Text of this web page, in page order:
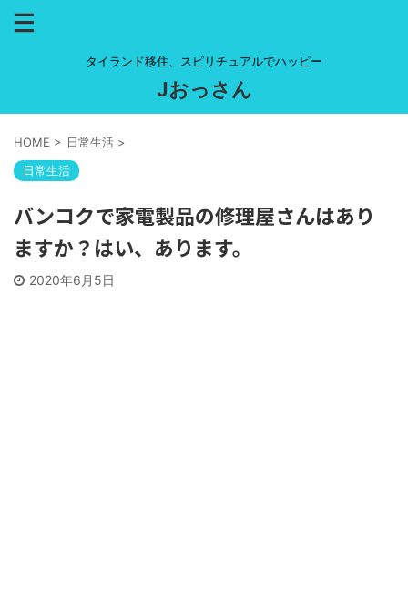
タイランド移住、スピリチュアルでハッピー
Jおっさん
HOME > 日常生活 >
日常生活
バンコクで家電製品の修理屋さんはあり
ますか？はい、あります。
2020年6月5日